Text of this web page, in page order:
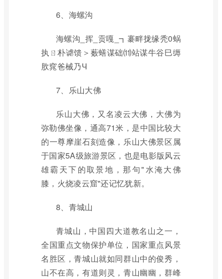
6、海螺沟
海螺沟_挥_贡嘎_┓褰畔拢缘秃0蜗
执ㄖ朴谑馈＞薮蟮谋础⑾站谋牛谷巳缛
肷窕爸械乃Ч
7、乐山大佛
乐山大佛，又名凌云大佛，大佛为
弥勒佛坐像，通高71米，是中国比较大
的一尊摩崖石刻造像，乐山大佛景区属
于国家5A级旅游景区，也是电影版风云
雄霸天下的取景地，那句"水淹大佛
膝，火烧凌云窟"还记忆犹新。
8、青城山
青城山，中国四大道教名山之一，
全国重点文物保护单位，国家重点风景
名胜区，青城山就如同群山中的俊秀，
山不在高，有道则灵，青山幽幽，群峰